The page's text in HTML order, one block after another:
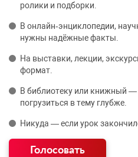
ролики и подборки.
В онлайн‑энциклопедии,
нужны надёжные факты.
На выставки, лекции,
формат.
В библиотеку или книжный —
погрузиться в тему глубже.
Никуда — если урок